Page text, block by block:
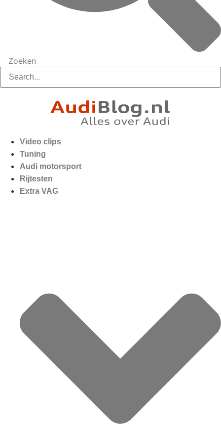
Zoeken
Video clips
Tuning
Audi motorsport
Rijtesten
Extra VAG